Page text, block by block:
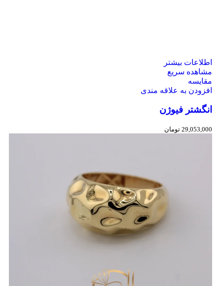
اطلاعات بیشتر
مشاهده سریع
مقایسه
افزودن به علاقه مندی
انگشتر فیوژن
29,053,000 تومان